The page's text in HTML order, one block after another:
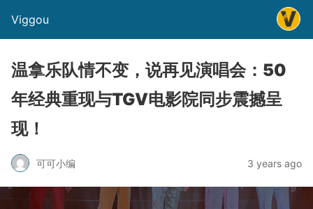
Viggou
温拿乐队情不变，说再见演唱会：50
年经典重现与TGV电影院同步震撼呈
现！
可可小编 3 years ago